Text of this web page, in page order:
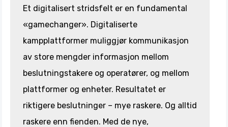
Et digitalisert stridsfelt er en fundamental
«gamechanger». Digitaliserte
kampplattformer muliggjør kommunikasjon
av store mengder informasjon mellom
beslutningstakere og operatører, og mellom
plattformer og enheter. Resultatet er
riktigere beslutninger – mye raskere. Og alltid
raskere enn fienden. Med de nye,